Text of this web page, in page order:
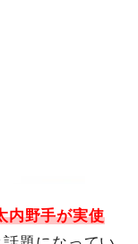
内野手が実使